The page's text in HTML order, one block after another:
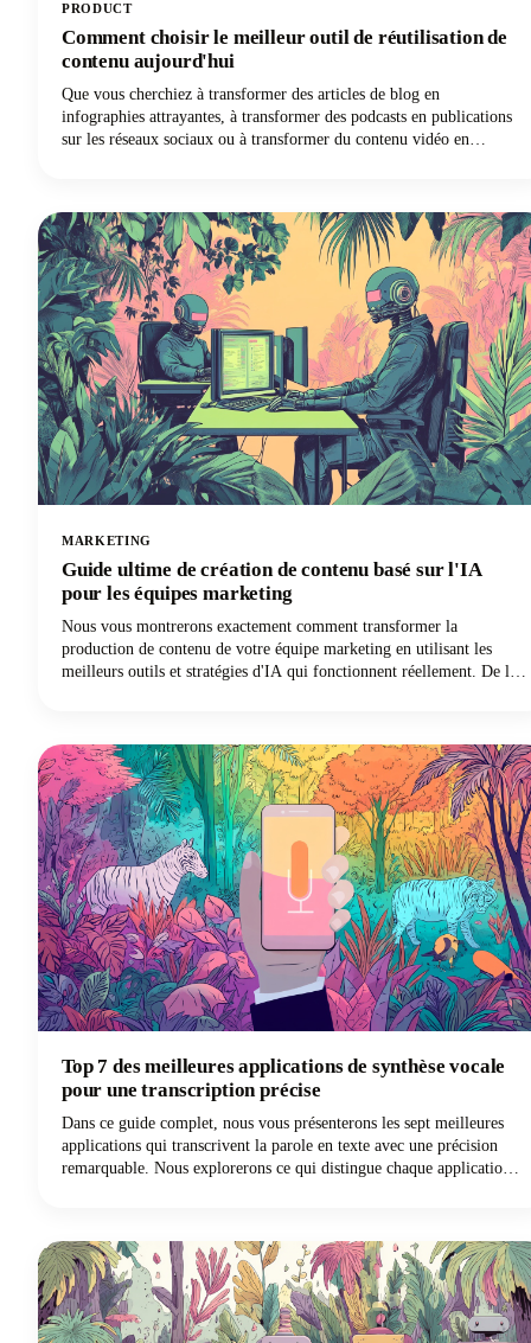
PRODUCT
Comment choisir le meilleur outil de réutilisation de
contenu aujourd'hui
Que vous cherchiez à transformer des articles de blog en
infographies attrayantes, à transformer des podcasts en publications
sur les réseaux sociaux ou à transformer du contenu vidéo en
générer des dizaines de variantes de contenu à des solutions
spécialisées qui excellent dans des tâches de réutilisation spécifiques.
MARKETING
Guide ultime de création de contenu basé sur l'IA
pour les équipes marketing
Nous vous montrerons exactement comment transformer la
production de contenu de votre équipe marketing en utilisant les
meilleurs outils et stratégies d'IA qui fonctionnent réellement. De la
révolutionner votre processus de création de contenu.
Top 7 des meilleures applications de synthèse vocale
pour une transcription précise
Dans ce guide complet, nous vous présenterons les sept meilleures
applications qui transcrivent la parole en texte avec une précision
remarquable. Nous explorerons ce qui distingue chaque application